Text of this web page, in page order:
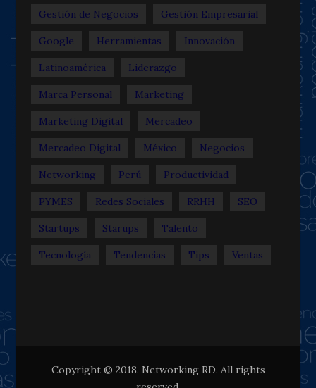
Gestión de Negocios Gestión Empresarial
Google Herramientas Innovación
Latinoamérica Liderazgo
Marca Personal Marketing
Marketing Digital Mercadeo
Mercadeo Digital México Negocios
Networking Perú Productividad
PYMES Redes Sociales RRHH SEO
Startups Starups Talento
Tecnología Tendencias Tips Ventas
Copyright © 2018. Networking RD. All rights